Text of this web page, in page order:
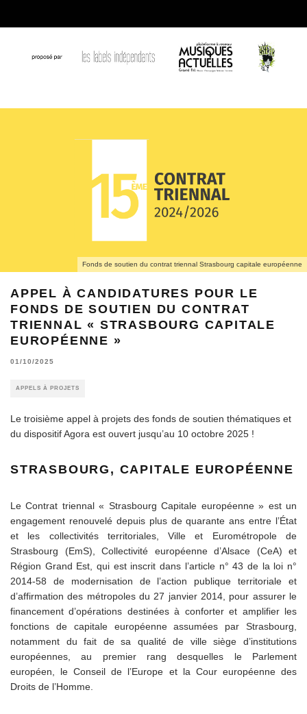
Fonds de soutien du contrat triennal Strasbourg capitale européenne
APPEL À CANDIDATURES POUR LE
FONDS DE SOUTIEN DU CONTRAT
TRIENNAL « STRASBOURG CAPITALE
EUROPÉENNE »
01/10/2025
APPELS À PROJETS
Le troisième appel à projets des fonds de soutien thématiques et
du dispositif Agora est ouvert jusqu’au 10 octobre 2025 !
STRASBOURG, CAPITALE EUROPÉENNE
Le Contrat triennal « Strasbourg Capitale européenne » est un
engagement renouvelé depuis plus de quarante ans entre l’État
et les collectivités territoriales, Ville et Eurométropole de
Strasbourg (EmS), Collectivité européenne d’Alsace (CeA) et
Région Grand Est, qui est inscrit dans l’article n° 43 de la loi n°
2014-58 de modernisation de l’action publique territoriale et
d’affirmation des métropoles du 27 janvier 2014, pour assurer le
financement d’opérations destinées à conforter et amplifier les
fonctions de capitale européenne assumées par Strasbourg,
notamment du fait de sa qualité de ville siège d’institutions
européennes, au premier rang desquelles le Parlement
européen, le Conseil de l’Europe et la Cour européenne des
Droits de l’Homme.